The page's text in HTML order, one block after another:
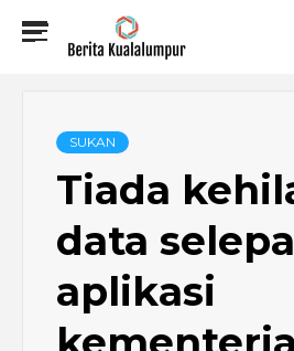
BERITA
SUKAN
Tiada
data
aplikasi